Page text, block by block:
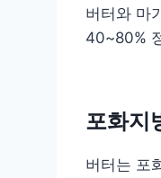
버터와 마
40~80%
포화지
버터는 포